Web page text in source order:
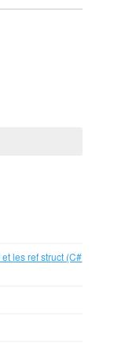
les ref struct (C#